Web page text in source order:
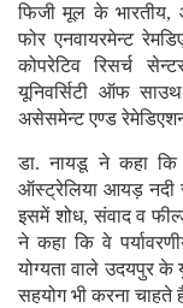
फिजी मूल के भारतीय,
फोर एनवायरमेन्ट
कोपरेटिव रिसर्च
यूनिवर्सिटी ऑफ
असेसमेन्ट एण्ड
डा. नायडू ने कहा कि
ऑस्ट्रेलिया आयड़ नदी
इसमें शोध, संवाद व
ने कहा कि वे
योग्यता वाले उदयपुर
सहयोग भी करना चाहते